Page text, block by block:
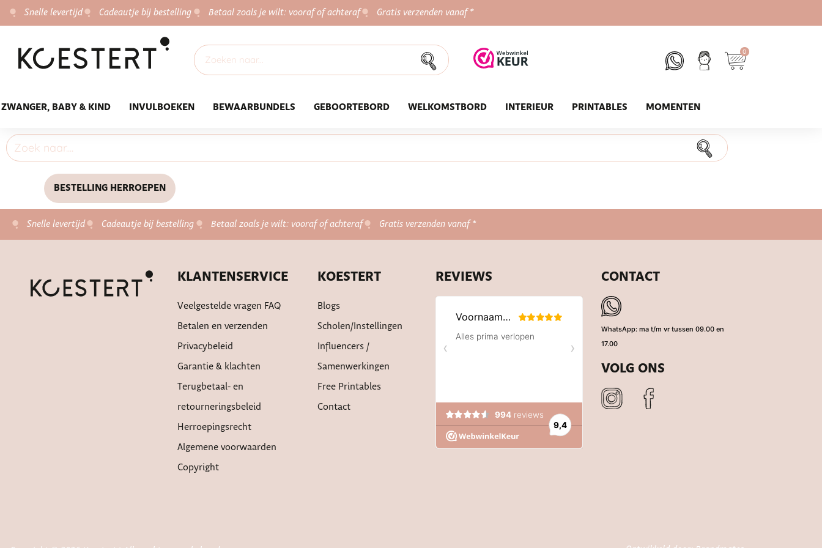
Snelle levertijd Cadeautje bij bestelling Betaal zoals je wilt: vooraf of achteraf Gratis verzenden vanaf *
0
ZWANGER, BABY & KIND INVULBOEKEN BEWAARBUNDELS GEBOORTEBORD WELKOMSTBORD INTERIEUR PRINTABLES MOMENTEN
BESTELLING HERROEPEN
Snelle levertijd Cadeautje bij bestelling Betaal zoals je wilt: vooraf of achteraf Gratis verzenden vanaf *
KLANTENSERVICE
Veelgestelde vragen FAQ
Betalen en verzenden
Privacybeleid
Garantie & klachten
Terugbetaal- en
retourneringsbeleid
Herroepingsrecht
Algemene voorwaarden
Copyright
KOESTERT
Blogs
Scholen/instellingen
Influencers /
Samenwerkingen
Free Printables
Contact
REVIEWS CONTACT
WhatsApp: ma t/m vr tussen 09.00 en
17.00
VOLG ONS